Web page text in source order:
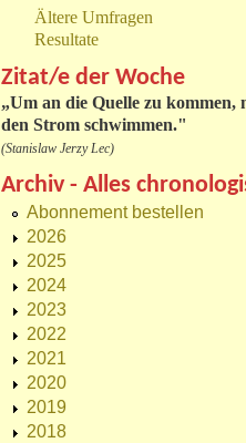
Ältere Umfragen
Resultate
Zitat/e der Woche
„Um an die Quelle zu kommen,
den Strom schwimmen."
(Stanislaw Jerzy Lec)
Archiv - Alles
Abonnement bestellen
2026
2025
2024
2023
2022
2021
2020
2019
2018